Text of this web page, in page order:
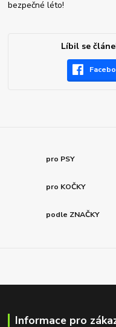
bezpečné léto!
Líbil se
pro PSY
pro KOČKY
podle ZNAČKY
Informace pro